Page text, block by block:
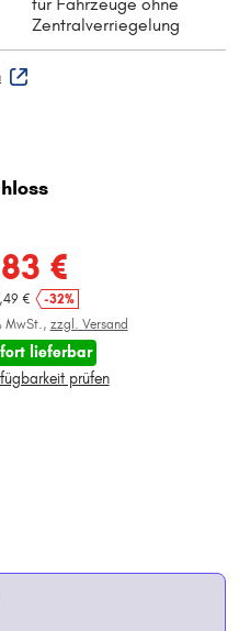
Zentralverriegelung
€
€
-32%
MwSt., zzgl. Versand
lieferbar
prüfen